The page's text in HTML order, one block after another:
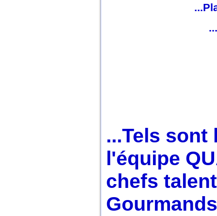
...Tels
l'équipe
chefs